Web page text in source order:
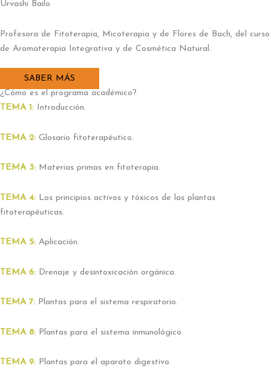
Urvashi Bailo
Profesora de Fitoterapia, Micoterapia y de Flores de Bach, del curso
de Aromaterapia Integrativa y de Cosmética Natural.
SABER MÁS
¿Cómo es el programa académico?
TEMA 1: Introducción.
TEMA 2: Glosario fitoterapéutico.
TEMA 3: Materias primas en fitoterapia.
TEMA 4: Los principios activos y tóxicos de las plantas
fitoterapéuticas.
TEMA 5: Aplicación.
TEMA 6: Drenaje y desintoxicación orgánica.
TEMA 7: Plantas para el sistema respiratorio.
TEMA 8: Plantas para el sistema inmunológico.
TEMA 9: Plantas para el aparato digestivo.